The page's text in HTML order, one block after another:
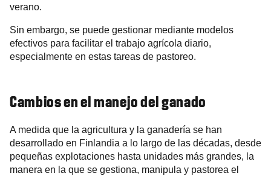
verano.
Sin embargo, se puede gestionar mediante modelos
efectivos para facilitar el trabajo agrícola diario,
especialmente en estas tareas de pastoreo.
Cambios en el manejo del ganado
A medida que la agricultura y la ganadería se han
desarrollado en Finlandia a lo largo de las décadas, desde
pequeñas explotaciones hasta unidades más grandes, la
manera en la que se gestiona, manipula y pastorea el